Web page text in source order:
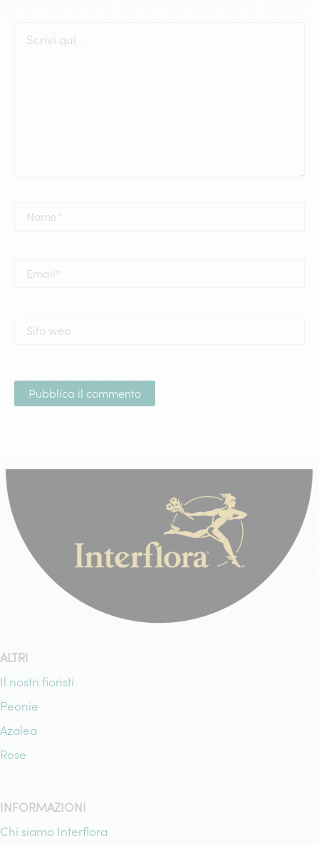
qui..
web
ALTRI
Il nostri fioristi
Peonie
Azalea
Rose
INFORMAZIONI
Chi siamo Interflora